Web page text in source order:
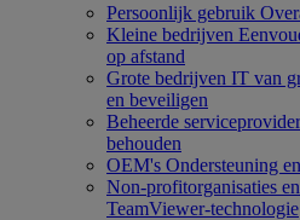
Persoonlijk gebruik
Kleine bedrijven
op afstand
Grote bedrijven IT van
en beveiligen
Beheerde
behouden
OEM's Ondersteuning
Non-profitorganisaties
TeamViewer-technologie